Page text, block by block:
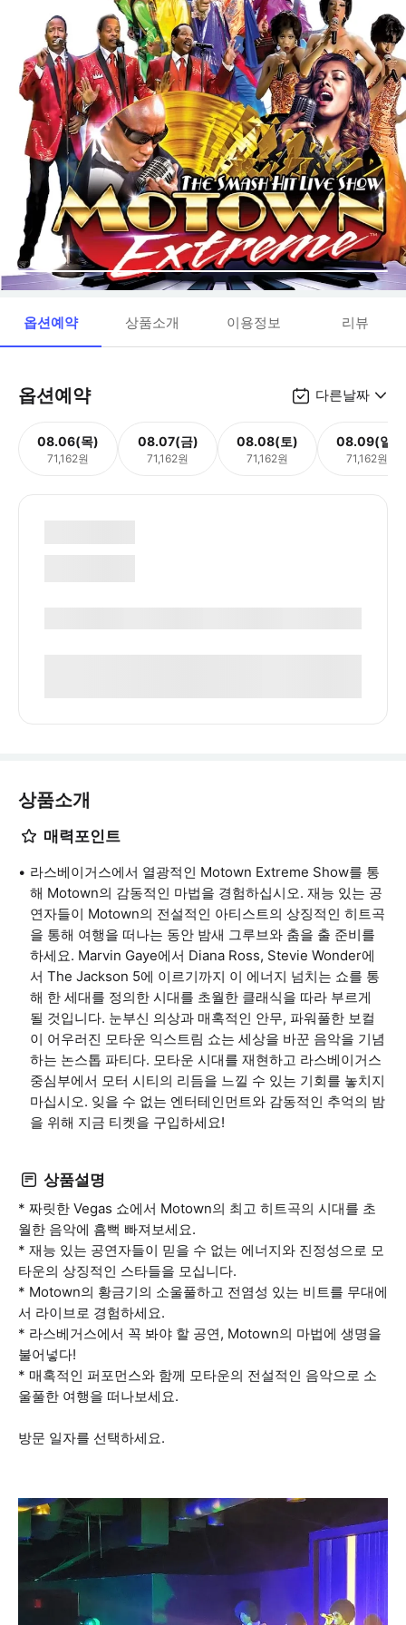
옵션예약 상품소개 이용정보 리뷰
옵션예약 다른날짜
08.06(목)
71,162원
08.07(금)
71,162원
08.08(토)
71,162원
08.09(일)
71,162원
상품소개
매력포인트
라스베이거스에서 열광적인 Motown Extreme Show를 통
해 Motown의 감동적인 마법을 경험하십시오. 재능 있는 공
연자들이 Motown의 전설적인 아티스트의 상징적인 히트곡
을 통해 여행을 떠나는 동안 밤새 그루브와 춤을 출 준비를
하세요. Marvin Gaye에서 Diana Ross, Stevie Wonder에
서 The Jackson 5에 이르기까지 이 에너지 넘치는 쇼를 통
해 한 세대를 정의한 시대를 초월한 클래식을 따라 부르게
될 것입니다. 눈부신 의상과 매혹적인 안무, 파워풀한 보컬
이 어우러진 모타운 익스트림 쇼는 세상을 바꾼 음악을 기념
하는 논스톱 파티다. 모타운 시대를 재현하고 라스베이거스
중심부에서 모터 시티의 리듬을 느낄 수 있는 기회를 놓치지
마십시오. 잊을 수 없는 엔터테인먼트와 감동적인 추억의 밤
을 위해 지금 티켓을 구입하세요!
상품설명
* 짜릿한 Vegas 쇼에서 Motown의 최고 히트곡의 시대를 초
월한 음악에 흠뻑 빠져보세요.
* 재능 있는 공연자들이 믿을 수 없는 에너지와 진정성으로 모
타운의 상징적인 스타들을 모십니다.
* Motown의 황금기의 소울풀하고 전염성 있는 비트를 무대에
서 라이브로 경험하세요.
* 라스베거스에서 꼭 봐야 할 공연, Motown의 마법에 생명을
불어넣다!
* 매혹적인 퍼포먼스와 함께 모타운의 전설적인 음악으로 소
울풀한 여행을 떠나보세요.
방문 일자를 선택하세요.